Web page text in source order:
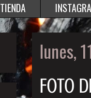
TIENDA
lunes,
FOTO